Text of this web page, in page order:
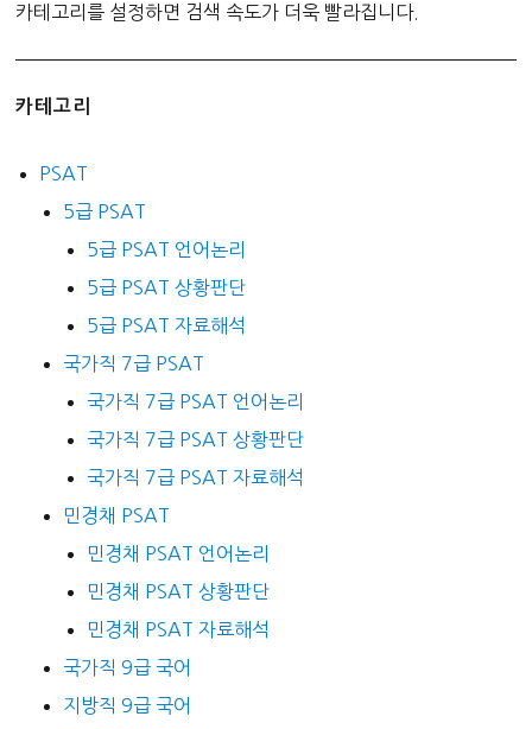
카테고리를 설정하면 검색 속도가 더욱 빨라집니다.
카테고리
PSAT
5급 PSAT
5급 PSAT 언어논리
5급 PSAT 상황판단
5급 PSAT 자료해석
국가직 7급 PSAT
국가직 7급 PSAT 언어논리
국가직 7급 PSAT 상황판단
국가직 7급 PSAT 자료해석
민경채 PSAT
민경채 PSAT 언어논리
민경채 PSAT 상황판단
민경채 PSAT 자료해석
국가직 9급 국어
지방직 9급 국어